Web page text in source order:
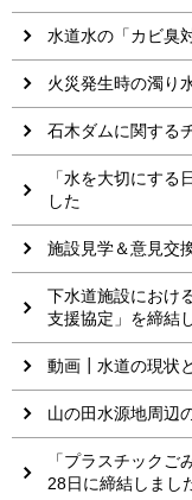
水道水の「カビ臭
火災発生時の濁り
石木ダムに関する
「水を大切にする
した
施設見学＆意見交
下水道施設におけ
支援協定」を締結
動画┃水道の現状
山の田水源地周辺
「プラスチックご
28日に締結しまし